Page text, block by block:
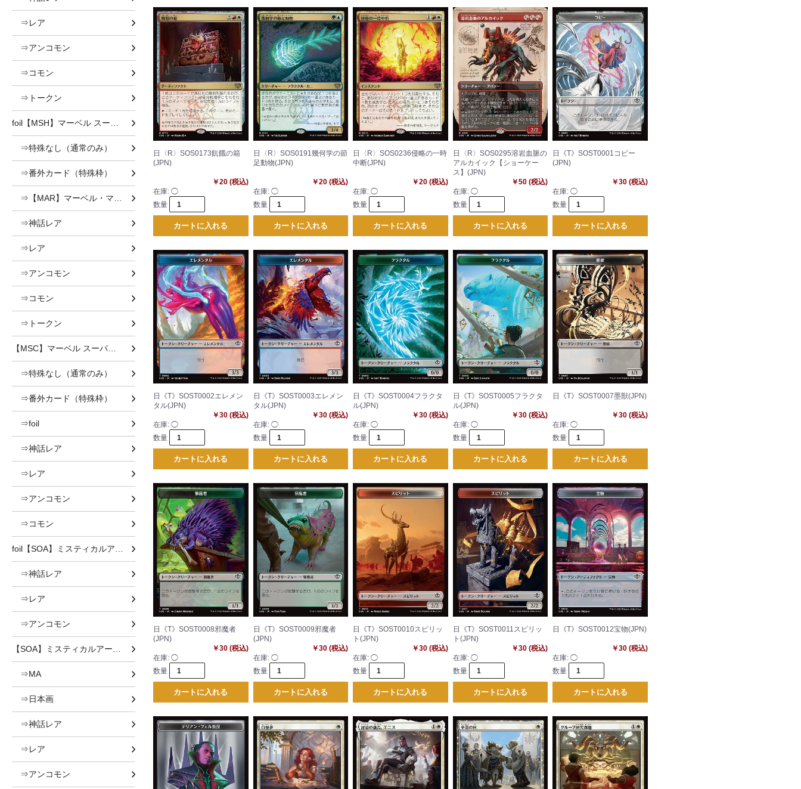
⇒レア
⇒アンコモン
⇒コモン
⇒トークン
⇒特殊なし（通常のみ）
⇒番外カード（特殊枠）
⇒神話レア
⇒レア
⇒アンコモン
⇒コモン
⇒トークン
⇒特殊なし（通常のみ）
⇒番外カード（特殊枠）
⇒foil
⇒神話レア
⇒レア
⇒アンコモン
⇒コモン
⇒神話レア
⇒レア
⇒アンコモン
⇒MA
⇒日本画
⇒神話レア
⇒レア
⇒アンコモン
日〈R〉SOS0173飢餓の箱
(JPN)
￥20 (税込)
在庫: ◯
数量
カートに入れる
日〈R〉SOS0191幾何学の節
足動物(JPN)
￥20 (税込)
在庫: ◯
数量
カートに入れる
日〈R〉SOS0236侵略の一時
中断(JPN)
￥20 (税込)
在庫:◯
数量
カートに入れる
日〈R〉SOS0295溶岩血脈の
アルカイック【ショーケー
ス】(JPN)
￥50 (税込)
在庫: ◯
数量
カートに入れる
日《T》SOST0001コピー
(JPN)
￥30 (税込)
在庫:◯
数量
カートに入れる
日《T》SOST0002エレメン
タル(JPN)
￥30 (税込)
在庫: ◯
数量
カートに入れる
日《T》SOST0003エレメン
タル(JPN)
￥30 (税込)
在庫: ◯
数量
カートに入れる
日《T》SOST0004フラクタ
ル(JPN)
￥30 (税込)
在庫:◯
数量
カートに入れる
日《T》SOST0005フラクタ
ル(JPN)
￥30 (税込)
在庫: ◯
数量
カートに入れる
日《T》SOST0007墨獣(JPN)
￥30 (税込)
在庫:◯
数量
カートに入れる
日《T》SOST0008邪魔者
(JPN)
￥30 (税込)
在庫: ◯
数量
カートに入れる
日《T》SOST0009邪魔者
(JPN)
￥30 (税込)
在庫: ◯
数量
カートに入れる
日《T》SOST0010スピリッ
ト(JPN)
￥30 (税込)
在庫:◯
数量
カートに入れる
日《T》SOST0011スピリッ
ト(JPN)
￥30 (税込)
在庫: ◯
数量
カートに入れる
日《T》SOST0012宝物(JPN)
￥30 (税込)
在庫:◯
数量
カートに入れる